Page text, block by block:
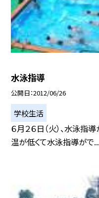
水泳指導
公開日 2012/06/26
学校生活
６月２６日（火）、水泳指
温が低くて水泳指導がで...